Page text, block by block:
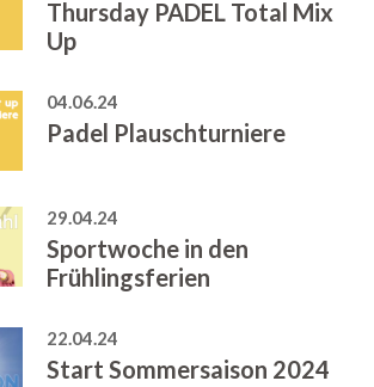
Thursday PADEL Total Mix
Up
04.06.24
Padel Plauschturniere
29.04.24
Sportwoche in den
Frühlingsferien
22.04.24
Start Sommersaison 2024